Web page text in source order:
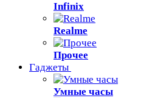
Infinix
Realme
Прочее
Гаджеты
Умные часы